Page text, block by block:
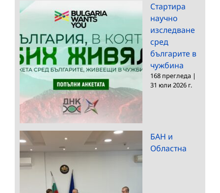
Стартира
научно
изследване
сред
българите в
чужбина
168 прегледа |
31 юли 2026 г.
БАН и
Областна